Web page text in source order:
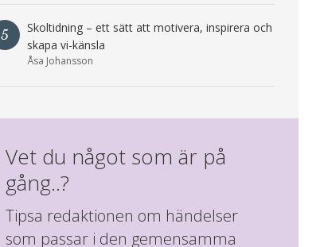
5
Skoltidning – ett sätt att motivera, inspirera och
skapa vi-känsla
Åsa Johansson
Vet du något som är på
gång..?
Tipsa redaktionen om händelser
som passar i den gemensamma